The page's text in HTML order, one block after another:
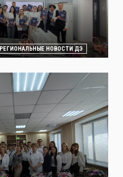
РЕГИОНАЛЬНЫЕ НОВОСТИ ДЭ